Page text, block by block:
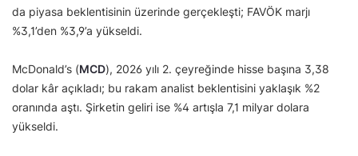
da piyasa beklentisinin üzerinde gerçekleşti; FAVÖK marjı
%3,1’den %3,9’a yükseldi.
McDonald’s (MCD), 2026 yılı 2. çeyreğinde hisse başına 3,38
dolar kâr açıkladı; bu rakam analist beklentisini yaklaşık %2
oranında aştı. Şirketin geliri ise %4 artışla 7,1 milyar dolara
yükseldi.